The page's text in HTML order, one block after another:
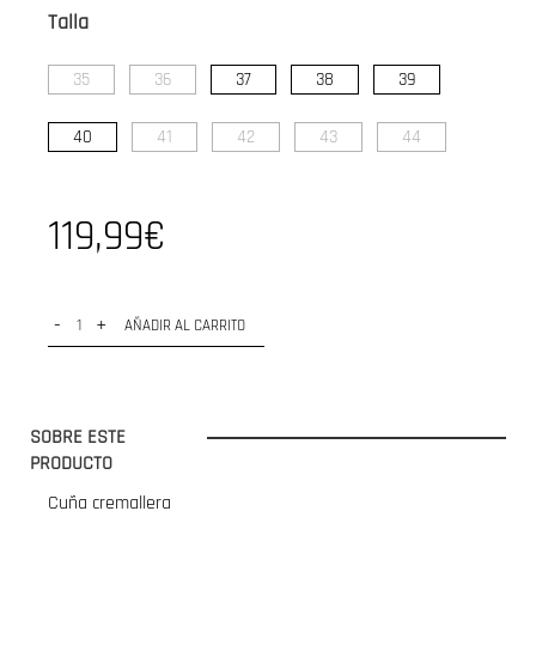
Talla
35 36 37 38 39
40 41 42 43 44
119,99€
- + AÑADIR AL CARRITO
SOBRE ESTE
PRODUCTO
Cuña cremallera